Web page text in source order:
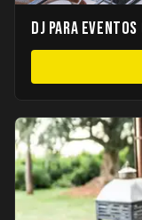
DJ para